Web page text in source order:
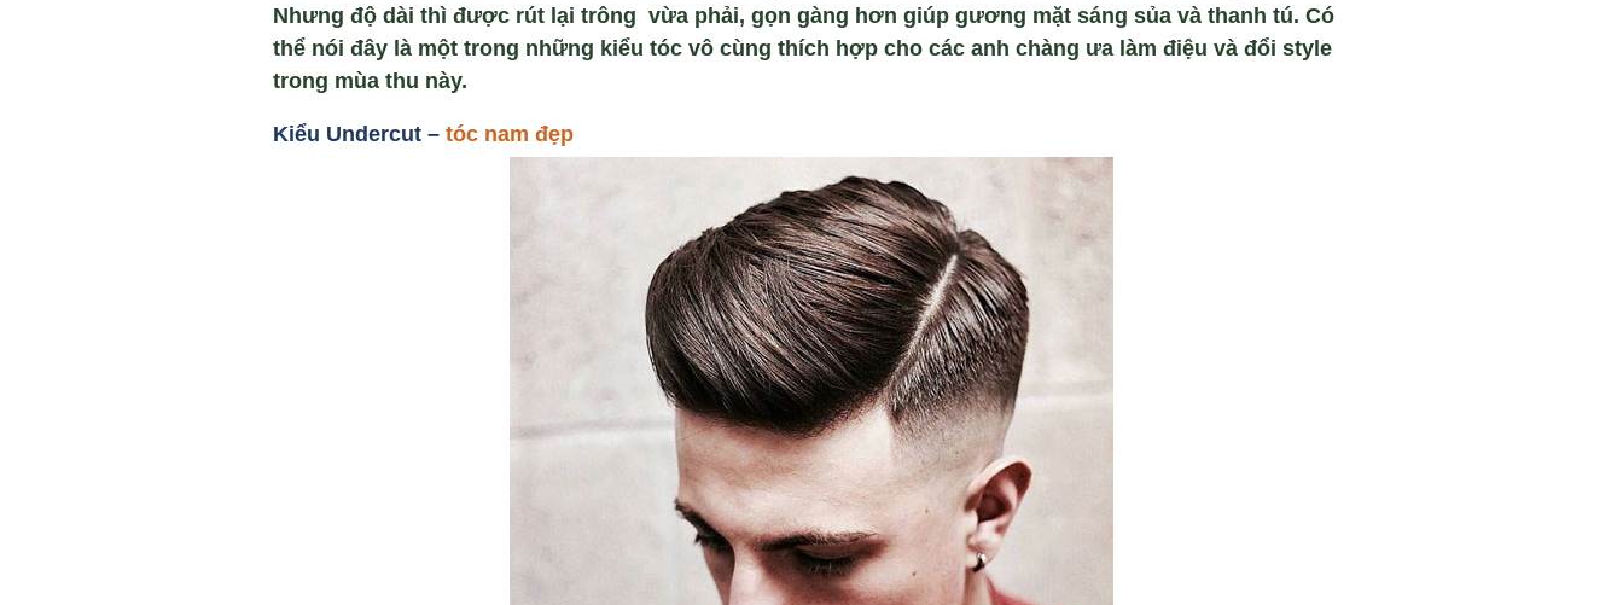
Nhưng độ dài thì được rút lại trông vừa phải, gọn gàng hơn giúp gương mặt sáng sủa và thanh tú. Có
thể nói đây là một trong những kiểu tóc vô cùng thích hợp cho các anh chàng ưa làm điệu và đổi style
trong mùa thu này.
Kiểu Undercut –tóc nam đẹp